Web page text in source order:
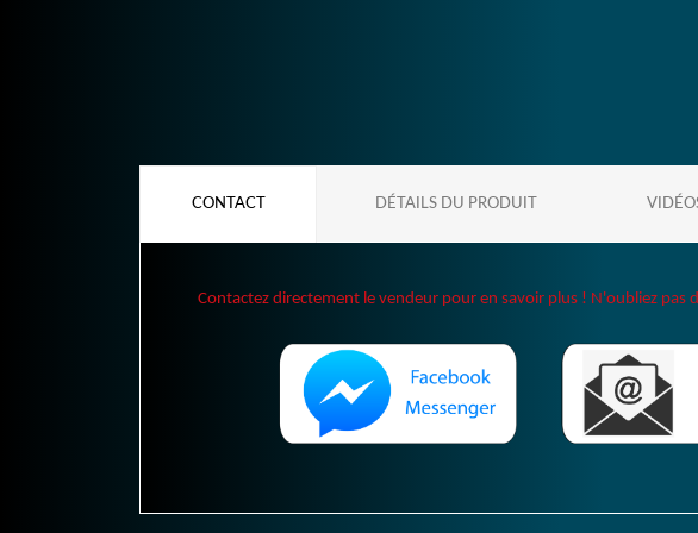
CONTACT DÉTAILS DU PRODUIT
Contactez directement le vendeur pour en savoir plus ! N'oubliez pas